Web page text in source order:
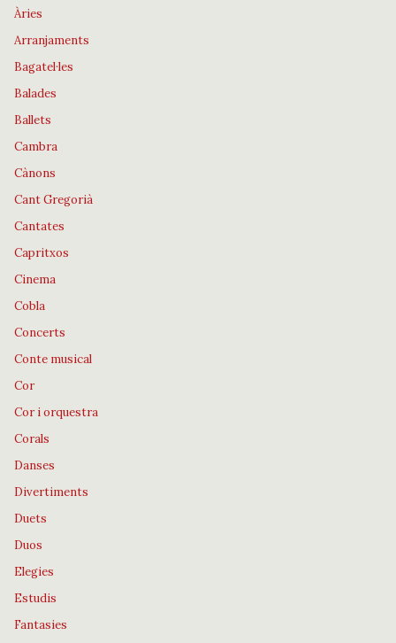
Àries
Arranjaments
Bagatel·les
Balades
Ballets
Cambra
Cànons
Cant Gregorià
Cantates
Capritxos
Cinema
Cobla
Concerts
Conte musical
Cor
Cor i orquestra
Corals
Danses
Divertiments
Duets
Duos
Elegies
Estudis
Fantasies